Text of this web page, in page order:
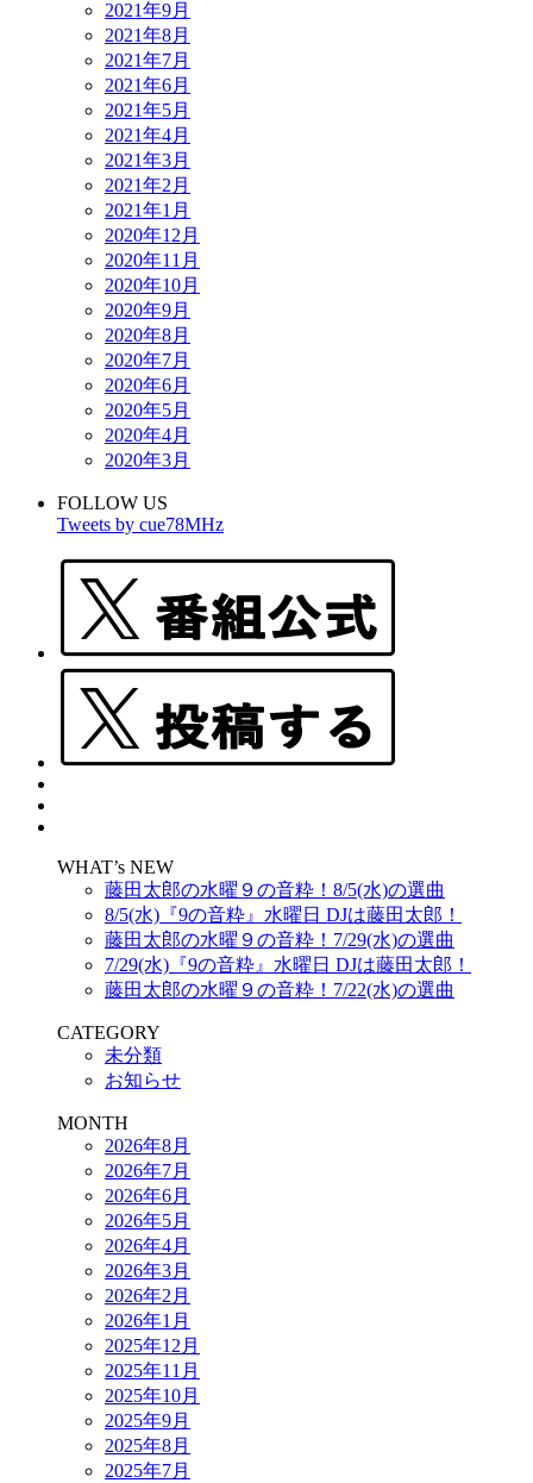
2021年9月
2021年8月
2021年7月
2021年6月
2021年5月
2021年4月
2021年3月
2021年2月
2021年1月
2020年12月
2020年11月
2020年10月
2020年9月
2020年8月
2020年7月
2020年6月
2020年5月
2020年4月
2020年3月
FOLLOW US
Tweets by cue78MHz
WHAT’s NEW
藤田太郎の水曜９の音粋！8/5(水)の選曲
8/5(水)『9の音粋』水曜日 DJは藤田太郎！
藤田太郎の水曜９の音粋！7/29(水)の選曲
7/29(水)『9の音粋』水曜日 DJは藤田太郎！
藤田太郎の水曜９の音粋！7/22(水)の選曲
CATEGORY
未分類
お知らせ
MONTH
2026年8月
2026年7月
2026年6月
2026年5月
2026年4月
2026年3月
2026年2月
2026年1月
2025年12月
2025年11月
2025年10月
2025年9月
2025年8月
2025年7月